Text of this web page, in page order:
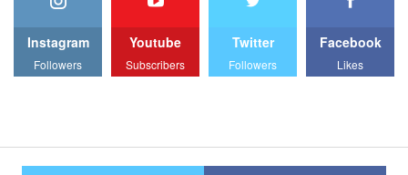
Facebook
Likes
Twitter
Followers
Youtube
Subscribers
Instagram
Followers